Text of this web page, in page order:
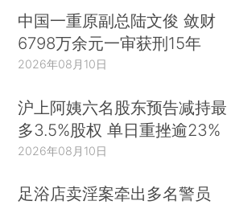
中国一重原副总陆文俊 敛财
6798万余元一审获刑15年
2026年08月10日
沪上阿姨六名股东预告减持最
多3.5%股权 单日重挫逾23%
2026年08月10日
足浴店卖淫案牵出多名警员